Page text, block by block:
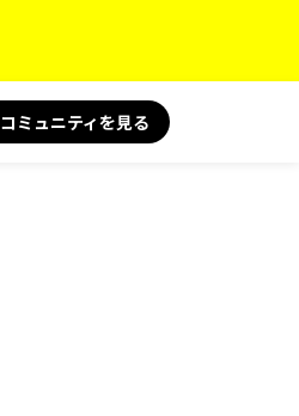
コミュニティを見る